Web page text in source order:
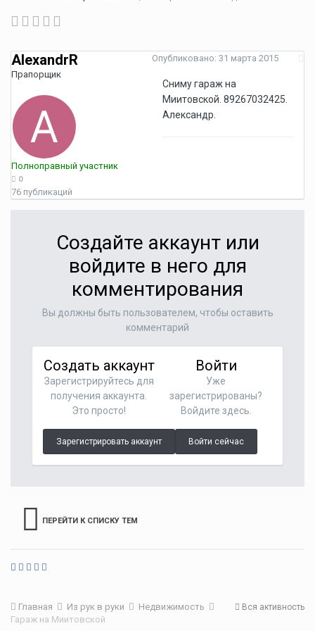
AlexandrR
Прапорщик
Полноправный участник
0
76 публикаций
Опубликовано: 31 марта 2015
Сниму гараж на
Миитовской. 89267032425.
Александр.
Создайте аккаунт или
войдите в него для
комментирования
Вы должны быть пользователем, чтобы оставить
комментарий
Создать аккаунт
Зарегистрируйтесь для
получения аккаунта.
Это просто!
Зарегистрировать аккаунт
Войти
Уже
зарегистрированы?
Войдите здесь.
Войти сейчас
ПЕРЕЙТИ К СПИСКУ ТЕМ
Вся активность
Главная Из рук в руки
Недвижимость
Гараж на Миитовской